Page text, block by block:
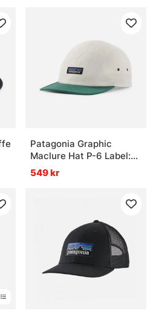
Patagonia Graphic
Maclure Hat P-6 Label:
Birch White
549 kr